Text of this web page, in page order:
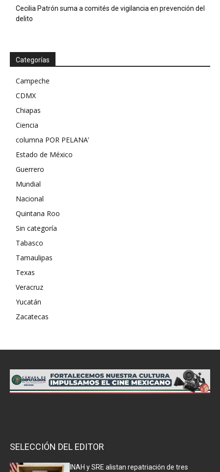
Cecilia Patrón suma a comités de vigilancia en prevención del
delito
Categorías
Campeche
CDMX
Chiapas
Ciencia
columna POR PELANA’
Estado de México
Guerrero
Mundial
Nacional
Quintana Roo
Sin categoría
Tabasco
Tamaulipas
Texas
Veracruz
Yucatán
Zacatecas
SELECCIÓN DEL EDITOR
INAH y SRE alistan repatriación de tres